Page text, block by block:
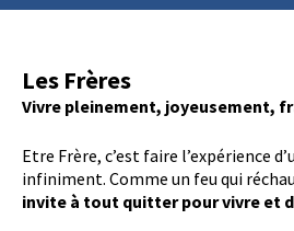
Les Frères
Vivre pleinement, joyeusement,
Etre Frère, c’est faire l’expérience
infiniment. Comme un feu qui
invite à tout quitter pour vivre et